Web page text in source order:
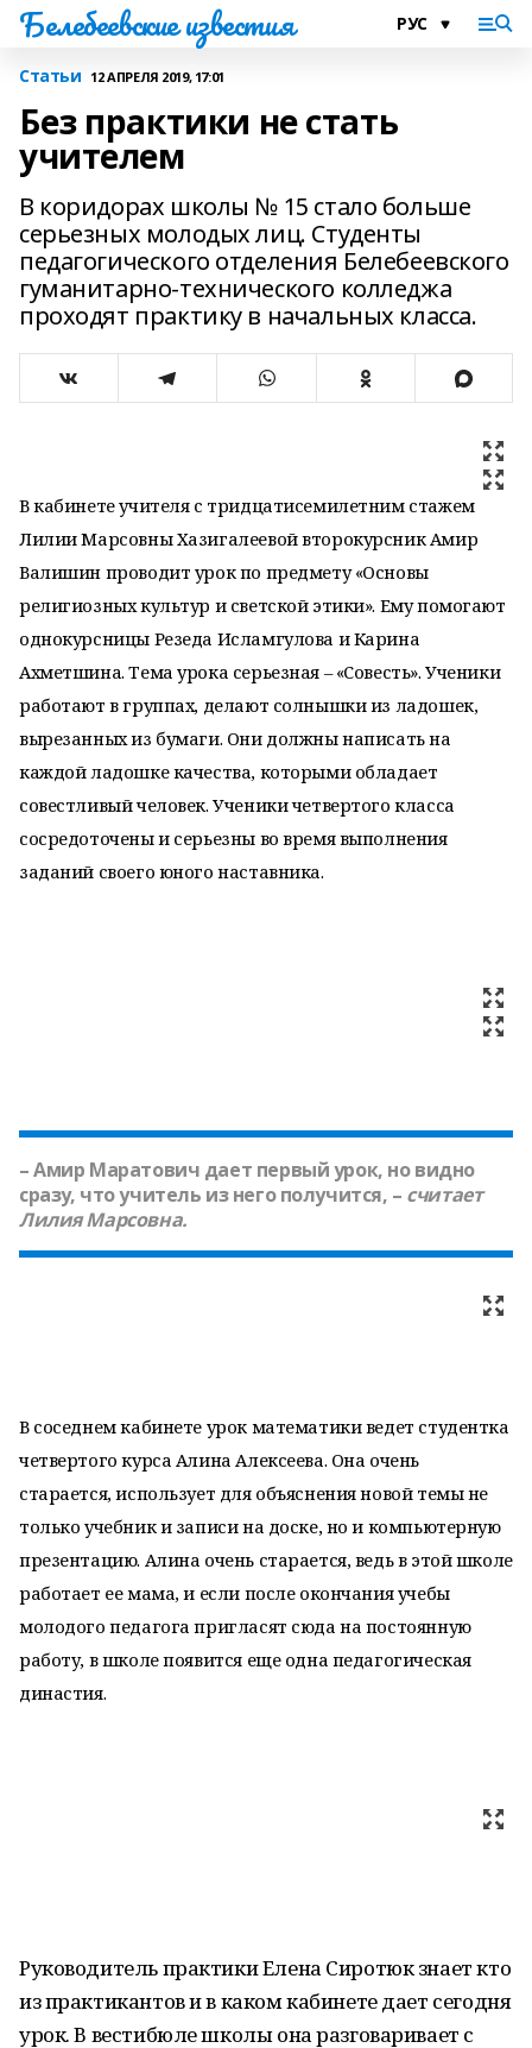
Белебеевские известия
Статьи 12 АПРЕЛЯ 2019, 17:01
Без практики не стать
учителем
В коридорах школы № 15 стало больше
серьезных молодых лиц. Студенты
педагогического отделения Белебеевского
гуманитарно-технического колледжа
проходят практику в начальных класса.
В кабинете учителя с тридцатисемилетним стажем
Лилии Марсовны Хазигалеевой второкурсник Амир
Валишин проводит урок по предмету «Основы
религиозных культур и светской этики». Ему помогают
однокурсницы Резеда Исламгулова и Карина
Ахметшина. Тема урока серьезная – «Совесть». Ученики
работают в группах, делают солнышки из ладошек,
вырезанных из бумаги. Они должны написать на
каждой ладошке качества, которыми обладает
совестливый человек. Ученики четвертого класса
сосредоточены и серьезны во время выполнения
заданий своего юного наставника.
– Амир Маратович дает первый урок, но видно
сразу, что учитель из него получится, – считает
Лилия Марсовна.
В соседнем кабинете урок математики ведет студентка
четвертого курса Алина Алексеева. Она очень
старается, использует для объяснения новой темы не
только учебник и записи на доске, но и компьютерную
презентацию. Алина очень старается, ведь в этой школе
работает ее мама, и если после окончания учебы
молодого педагога пригласят сюда на постоянную
работу, в школе появится еще одна педагогическая
династия.
Руководитель практики Елена Сиротюк знает кто
из практикантов и в каком кабинете дает сегодня
урок. В вестибюле школы она разговаривает с